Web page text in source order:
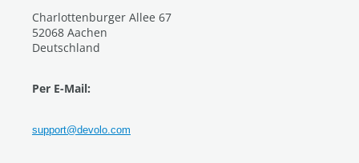
Charlottenburger Allee 67
52068 Aachen
Deutschland
Per E-Mail:
support@devolo.com